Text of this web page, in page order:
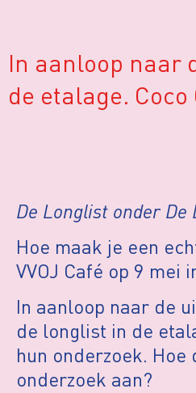
In aanloop naar
de etalage.
De Longlist onder De
Hoe maak je een
VVOJ Café op 9 mei
In aanloop naar de
de longlist in de
hun onderzoek.
onderzoek aan?